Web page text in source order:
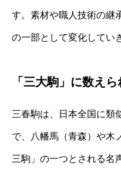
す。素材や職人技術の継
の一部として変化してい
「三大駒」に数え
三春駒は、日本全国に類
で、八幡馬（青森）や木
三駒」の一つとされる名